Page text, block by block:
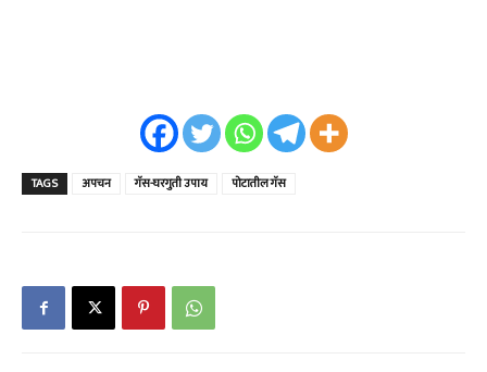
TAGS अपचन गॅस-घरगुती उपाय पोटातील गॅस